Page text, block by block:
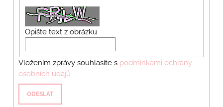
Opište text z obrázku
Vložením zprávy souhlasíte s podmínkami ochrany
osobních údajů
ODESLAT